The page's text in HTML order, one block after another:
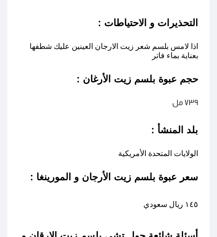
التحذيرات و الاحتياطات :
اذا لامس بلسم شعر زيت الارجان العينين عليك شطفها
بعناية بماء فاتر
حجم عبوة بلسم زيت الأرغان :
٧٣٩ مل
بلد المنشأ :
الولايات المتحدة الأمريكية
سعر عبوة بلسم زيت الأرجان و المورينغا :
١٤٥ ريال سعودي